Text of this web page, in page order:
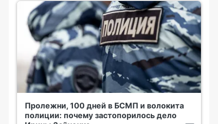
Пролежни, 100 дней в БСМП и волокита
полиции: почему застопорилось дело